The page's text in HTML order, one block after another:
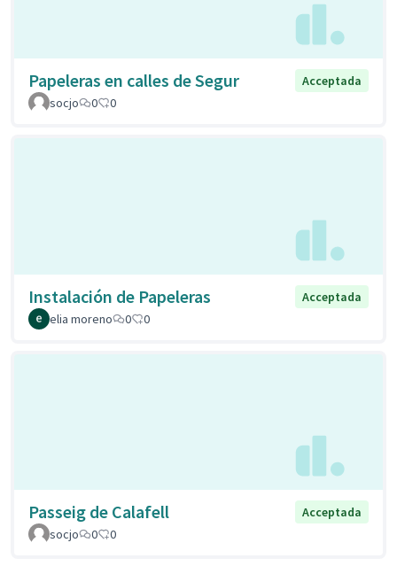
Papeleras en calles de Segur
Acceptada
socjo
0 0
Instalación de Papeleras
Acceptada
elia moreno
0 0
Passeig de Calafell
Acceptada
socjo
0 0